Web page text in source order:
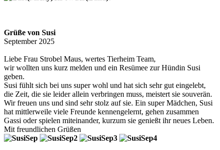
Grüße von Susi
September 2025
Liebe Frau Strobel Maus, wertes Tierheim Team,
wir wollten uns kurz melden und ein Resümee zur Hündin Susi
geben.
Susi fühlt sich bei uns super wohl und hat sich sehr gut eingelebt,
die Zeit, die sie leider allein verbringen muss, meistert sie souverän.
Wir freuen uns und sind sehr stolz auf sie. Ein super Mädchen, Susi
hat mittlerweile viele Freunde kennengelernt, gehen zusammen
Gassi oder spielen miteinander, kurzum sie genießt ihr neues Leben.
Mit freundlichen Grüßen